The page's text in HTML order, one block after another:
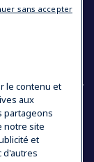
le contenu et
aux
partageons
notre site
et
d'autres
sans accepter